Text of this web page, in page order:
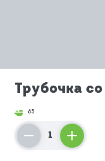
Трубочка
65